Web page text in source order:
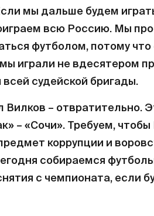
мы дальше будем
всю Россию. Мы
футболом, потому
играли не вдесятером
всей судейской бригады.
Вилков – отвратительно.
– «Сочи». Требуем,
коррупции и
собираемся
с чемпионата, если